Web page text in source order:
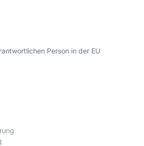
Person in der EU